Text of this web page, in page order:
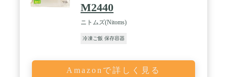
M2440
ニトムズ(Nitoms)
冷凍ご飯 保存容器
Amazonで詳しく見る